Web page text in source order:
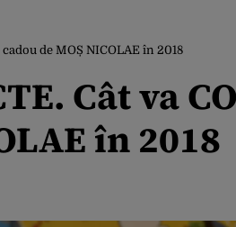
de MOȘ NICOLAE în 2018
Cât va
în 2018